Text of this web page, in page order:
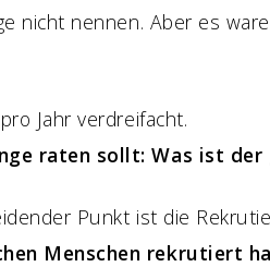
nicht nennen. Aber es
Jahr verdreifacht.
raten sollt: Was ist
Punkt ist die
Menschen rekrutiert